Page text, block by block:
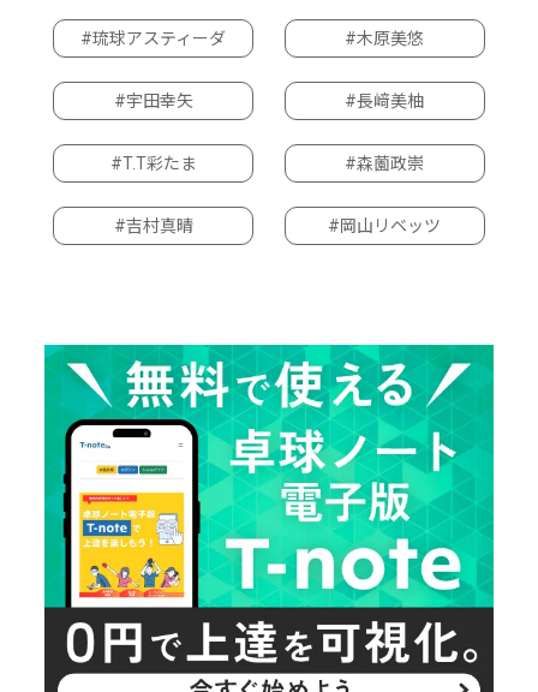
#琉球アスティーダ #木原美悠
#宇田幸矢 #長﨑美柚
#T.T彩たま #森薗政崇
#吉村真晴 #岡山リベッツ